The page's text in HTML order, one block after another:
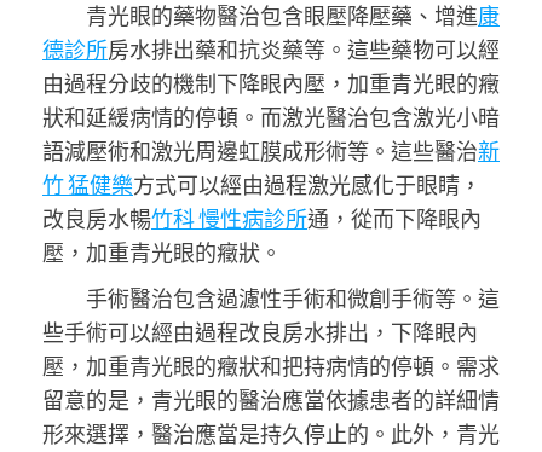
青光眼的藥物醫治包含眼壓降壓藥、增進康
德診所房水排出藥和抗炎藥等。這些藥物可以經
由過程分歧的機制下降眼內壓，加重青光眼的癥
狀和延緩病情的停頓。而激光醫治包含激光小暗
語減壓術和激光周邊虹膜成形術等。這些醫治新
竹 猛健樂方式可以經由過程激光感化于眼睛，
改良房水暢竹科 慢性病診所通，從而下降眼內
壓，加重青光眼的癥狀。
手術醫治包含過濾性手術和微創手術等。這
些手術可以經由過程改良房水排出，下降眼內
壓，加重青光眼的癥狀和把持病情的停頓。需求
留意的是，青光眼的醫治應當依據患者的詳細情
形來選擇，醫治應當是持久停止的。此外，青光